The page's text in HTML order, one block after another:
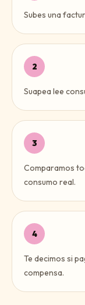
Subes una
2
Suapea lee
3
Comparamos
consumo real.
4
Te decimos si
compensa.